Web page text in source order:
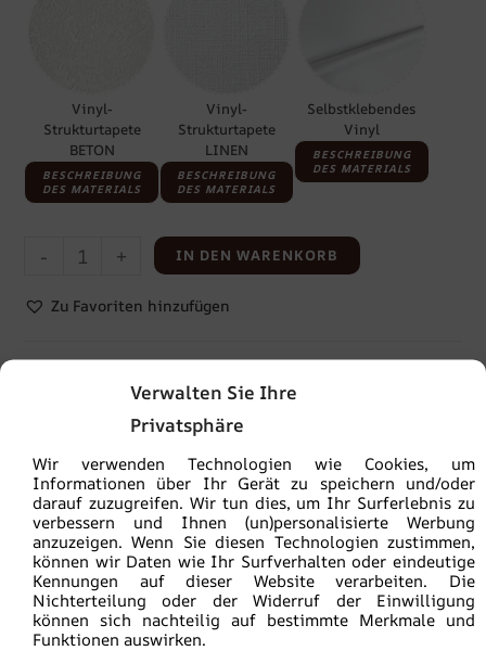
Verwalten Sie Ihre
Privatsphäre
Wir verwenden Technologien wie Cookies, um
Informationen über Ihr Gerät zu speichern und/oder
darauf zuzugreifen. Wir tun dies, um Ihr Surferlebnis zu
verbessern und Ihnen (un)personalisierte Werbung
anzuzeigen. Wenn Sie diesen Technologien zustimmen,
können wir Daten wie Ihr Surfverhalten oder eindeutige
Kennungen auf dieser Website verarbeiten. Die
Nichterteilung oder der Widerruf der Einwilligung
können sich nachteilig auf bestimmte Merkmale und
Funktionen auswirken.
Vinyl-
Strukturtapete
BETON
BESCHREIBUNG
DES MATERIALS
Vinyl-
Strukturtapete
LINEN
BESCHREIBUNG
DES MATERIALS
Selbstklebendes
Vinyl
BESCHREIBUNG
DES MATERIALS
- + IN DEN WARENKORB
Zu Favoriten hinzufügen
Die Versandkosten betragen
100€
versandkostenfrei
Lieferzeitvon 2 bis 4Werktagen
Die Mustergröße beträgt 30 x 50 cm. Das Muster enthält
die gesamte Grafik, sodass Sie die Farben beurteilen
können. Außerdem verfügt es über eine Zoomfunktion zur